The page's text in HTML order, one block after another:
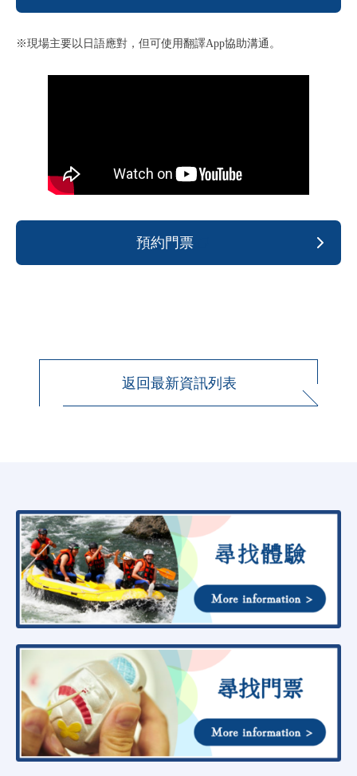
※現場主要以日語應對，但可使用翻譯App協助溝通。
預約門票
返回最新資訊列表